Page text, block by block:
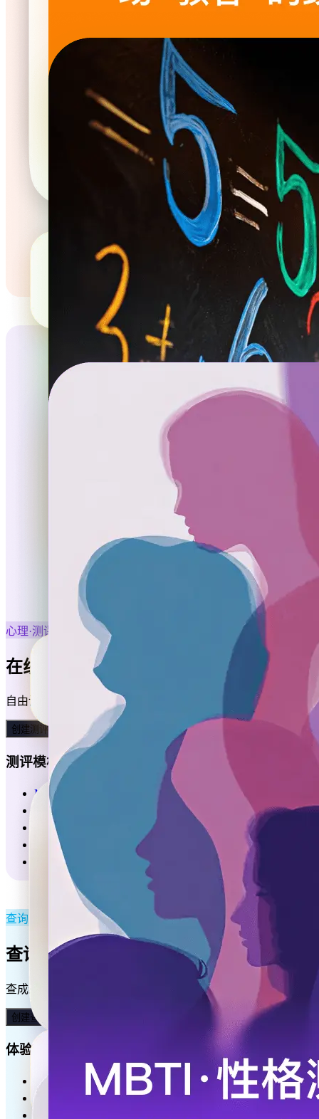
心理·测评
在线测评，专业又有趣
自由设计测评题目、测评维度和维度得分公式，不管是专业
创建测评表单
测评模板
MBTI性格测评
焦虑水平测试
趣味测评
DISC人格特质诊断
心理健康知觉测试
查询·修改
查询更轻松，数据更安全
查成绩、查排名、查进度、查状态、查考场，查证书⋯ 还支
创建查询系统
体验对外查询
报名结果查询
录取结果查询